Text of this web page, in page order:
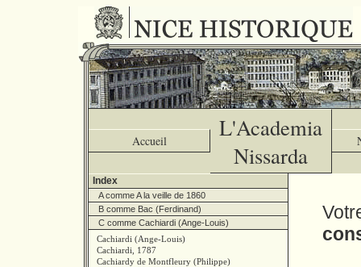
Accueil
L'Academia
Nissarda
Index
A comme A la veille de 1860
B comme Bac (Ferdinand)
C comme Cachiardi (Ange-Louis)
Cachiardi (Ange-Louis)
Cachiardi, 1787
Cachiardy de Montfleury (Philippe)